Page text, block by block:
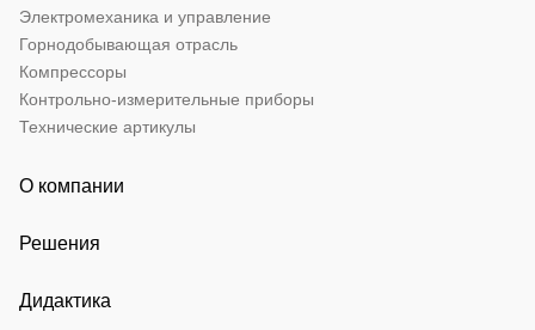
Электромеханика и управление
Горнодобывающая отрасль
Компрессоры
Контрольно-измерительные приборы
Технические артикулы
О компании
Решения
Дидактика